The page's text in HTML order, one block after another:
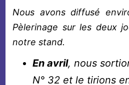
Nous avons diffusé
Pèlerinage sur les deux
notre stand.
En avril, nous
N° 32 et le tirions